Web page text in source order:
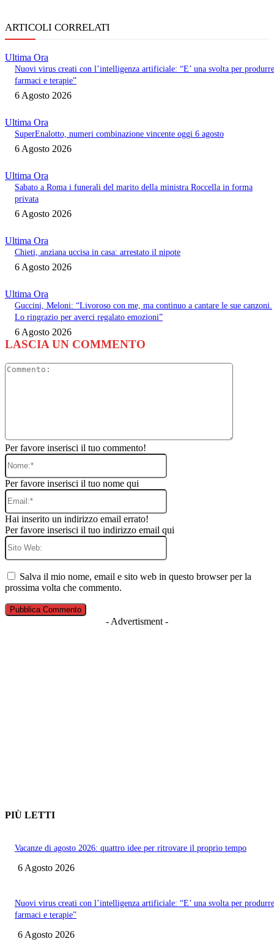
ARTICOLI CORRELATI
Ultima Ora
Nuovi virus creati con l’intelligenza artificiale: “E’ una svolta per produrre
farmaci e terapie”
6 Agosto 2026
Ultima Ora
SuperEnalotto, numeri combinazione vincente oggi 6 agosto
6 Agosto 2026
Ultima Ora
Sabato a Roma i funerali del marito della ministra Roccella in forma
privata
6 Agosto 2026
Ultima Ora
Chieti, anziana uccisa in casa: arrestato il nipote
6 Agosto 2026
Ultima Ora
Guccini, Meloni: “Livoroso con me, ma continuo a cantare le sue canzoni.
Lo ringrazio per averci regalato emozioni”
6 Agosto 2026
LASCIA UN COMMENTO
Per favore inserisci il tuo commento!
Nome:*
Per favore inserisci il tuo nome qui
Email:*
Hai inserito un indirizzo email errato!
Per favore inserisci il tuo indirizzo email qui
Sito
Salva il mio nome, email e sito web in questo browser per la
prossima volta che commento.
- Advertisment -
PIÙ LETTI
Vacanze di agosto 2026: quattro idee per ritrovare il proprio tempo
6 Agosto 2026
Nuovi virus creati con l’intelligenza artificiale: “E’ una svolta per produrre
farmaci e terapie”
6 Agosto 2026